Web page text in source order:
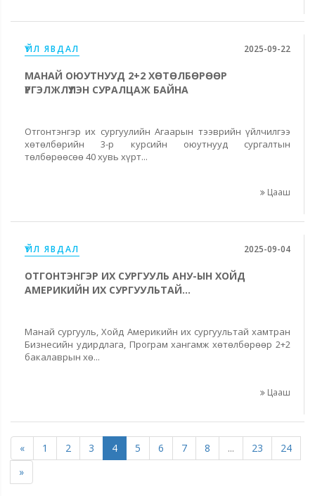
ҮЙЛ ЯВДАЛ 2025-09-22
МАНАЙ ОЮУТНУУД 2+2 ХӨТӨЛБӨРӨӨР
ҮРГЭЛЖЛҮҮЛЭН СУРАЛЦАЖ БАЙНА
Отгонтэнгэр их сургуулийн Агаарын тээврийн үйлчилгээ
хөтөлбөрийн 3-р курсийн оюутнууд сургалтын
төлбөрөөсөө 40 хувь хүрт...
Цааш
ҮЙЛ ЯВДАЛ 2025-09-04
ОТГОНТЭНГЭР ИХ СУРГУУЛЬ АНУ-ЫН ХОЙД
АМЕРИКИЙН ИХ СУРГУУЛЬТАЙ...
Манай сургууль, Хойд Америкийн их сургуультай хамтран
Бизнесийн удирдлага, Програм хангамж хөтөлбөрөөр 2+2
бакалаврын хө...
Цааш
« 1 2 3 4 5 6 7 8 ... 23
24
»